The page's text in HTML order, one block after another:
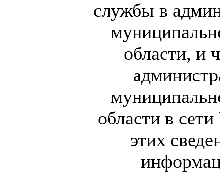
службы в
области, и
области в
этих